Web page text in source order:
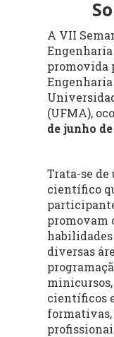
A VII
Engenharia
promovida
Engenharia
(UFMA),
de junho
Trata-se
científico
promovam
diversas
científicos